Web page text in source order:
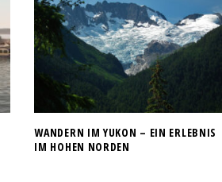
WANDERN IM YUKON – EIN ERLEBNIS
IM HOHEN NORDEN